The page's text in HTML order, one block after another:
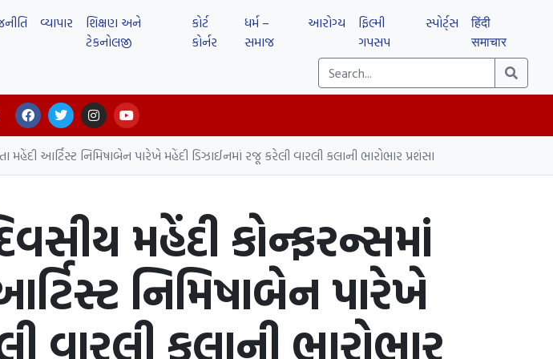
વ્યાપાર
શિક્ષણ અને
ટેકનોલજી
કોર્ટ
કોર્નર
ધર્મ –
સમાજ
આરોગ્ય
ફિલ્મી
ગપસપ
સ્પોર્ટ્સ
हिंदी
समाचार
આર્ટિસ્ટ નિમિષાબેન પારેખે મહેંદી ડિઝાઈનમાં રજૂ કરેલી વારલી કલાની ભારોભાર પ્રશંસા
મહેંદી કોન્ફરન્સમાં
નિમિષાબેન પારેખે